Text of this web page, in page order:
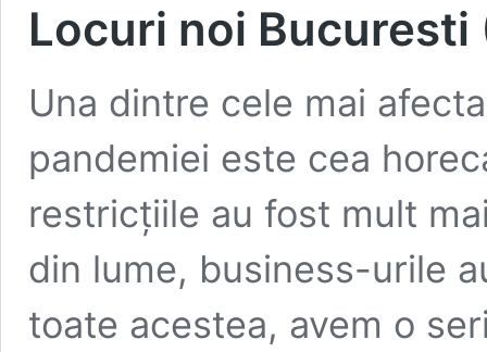
Locuri noi Bucuresti
Una dintre cele mai
pandemiei este cea
restricțiile au fost mult
din lume, business-urile
toate acestea, avem o